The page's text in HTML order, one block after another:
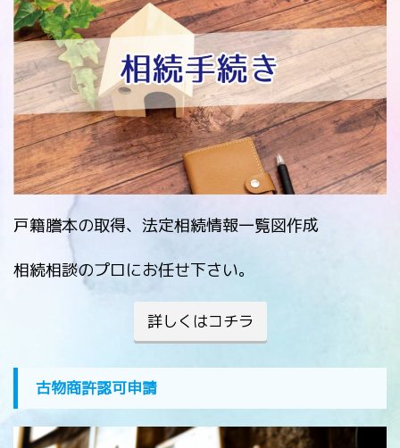
戸籍謄本の取得、法定相続情報一覧図作成
相続相談のプロにお任せ下さい。
詳しくはコチラ
古物商許認可申請